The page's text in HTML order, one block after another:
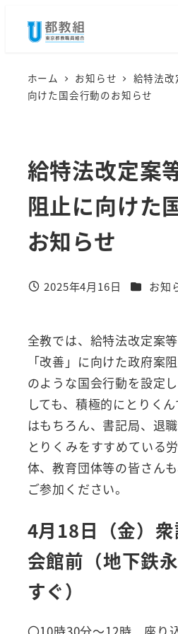
ホーム お知らせ
給特法改
向けた国会行動のお知らせ
給特法改定案
阻止に向けた
お知らせ
投稿日
2025年4月16日 カテゴリ
お知
全教では、給特法改定案
「改善」に向けた政府案
のような国会行動を設定
しても、積極的にとりく
はもちろん、書記局、退
とりくみをすすめている
体、教育団体等の皆さん
ご参加ください。
4月18日（金）
会館前（地下鉄
すぐ）